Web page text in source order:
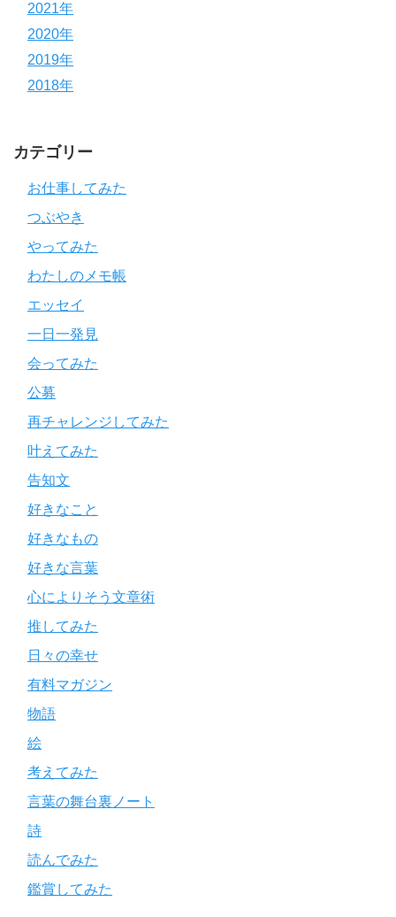
2021年
2020年
2019年
2018年
カテゴリー
お仕事してみた
つぶやき
やってみた
わたしのメモ帳
エッセイ
一日一発見
会ってみた
公募
再チャレンジしてみた
叶えてみた
告知文
好きなこと
好きなもの
好きな言葉
心によりそう文章術
推してみた
日々の幸せ
有料マガジン
物語
絵
考えてみた
言葉の舞台裏ノート
詩
読んでみた
鑑賞してみた